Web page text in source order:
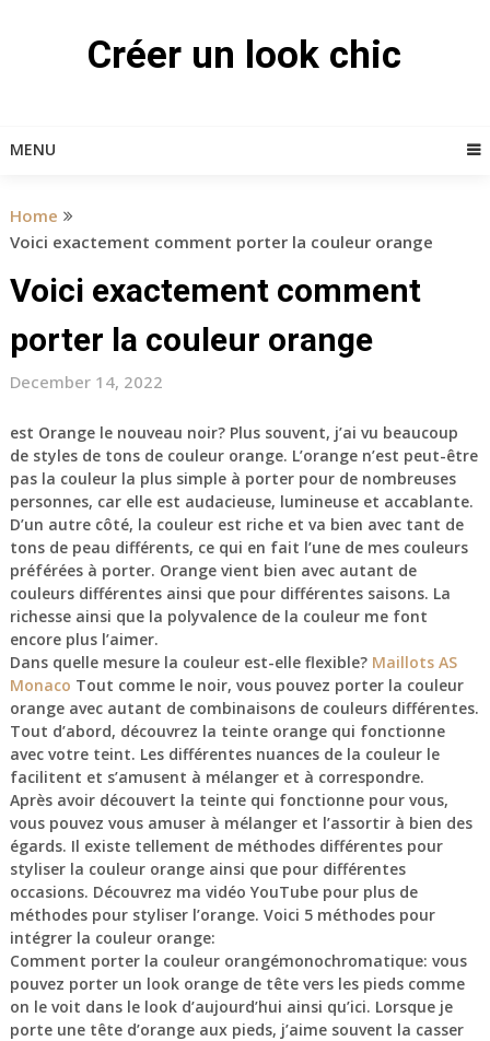
Créer un look chic
MENU
Home
Voici exactement comment porter la couleur orange
Voici exactement comment
porter la couleur orange
December 14, 2022
est Orange le nouveau noir? Plus souvent, j’ai vu beaucoup
de styles de tons de couleur orange. L’orange n’est peut-être
pas la couleur la plus simple à porter pour de nombreuses
personnes, car elle est audacieuse, lumineuse et accablante.
D’un autre côté, la couleur est riche et va bien avec tant de
tons de peau différents, ce qui en fait l’une de mes couleurs
préférées à porter. Orange vient bien avec autant de
couleurs différentes ainsi que pour différentes saisons. La
richesse ainsi que la polyvalence de la couleur me font
encore plus l’aimer.
Dans quelle mesure la couleur est-elle flexible? Maillots AS
Monaco Tout comme le noir, vous pouvez porter la couleur
orange avec autant de combinaisons de couleurs différentes.
Tout d’abord, découvrez la teinte orange qui fonctionne
avec votre teint. Les différentes nuances de la couleur le
facilitent et s’amusent à mélanger et à correspondre.
Après avoir découvert la teinte qui fonctionne pour vous,
vous pouvez vous amuser à mélanger et l’assortir à bien des
égards. Il existe tellement de méthodes différentes pour
styliser la couleur orange ainsi que pour différentes
occasions. Découvrez ma vidéo YouTube pour plus de
méthodes pour styliser l’orange. Voici 5 méthodes pour
intégrer la couleur orange:
Comment porter la couleur orangémonochromatique: vous
pouvez porter un look orange de tête vers les pieds comme
on le voit dans le look d’aujourd’hui ainsi qu’ici. Lorsque je
porte une tête d’orange aux pieds, j’aime souvent la casser